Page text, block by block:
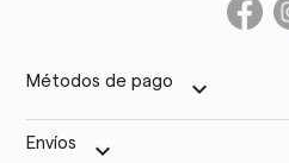
Métodos de pago keyboard_arrow_down
Envíos keyboard_arrow_down